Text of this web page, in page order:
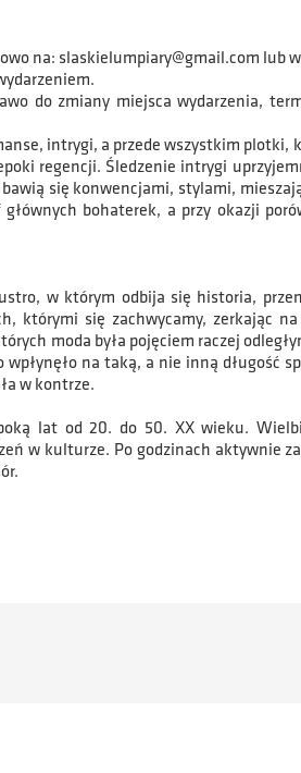
na: slaskielumpiary@gmail.com lub
do zmiany miejsca wydarzenia,
intrygi, a przede wszystkim plotki,
regencji. Śledzenie intrygi
się konwencjami, stylami,
bohaterek, a przy okazji
w którym odbija się historia,
którymi się zachwycamy, zerkając
moda była pojęciem raczej
na taką, a nie inną długość
w kontrze.
lat od 20. do 50. XX wieku.
w kulturze. Po godzinach aktywnie